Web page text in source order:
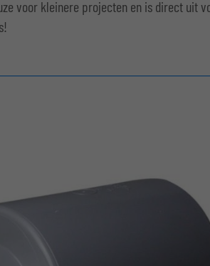
voor kleinere projecten en is direct uit